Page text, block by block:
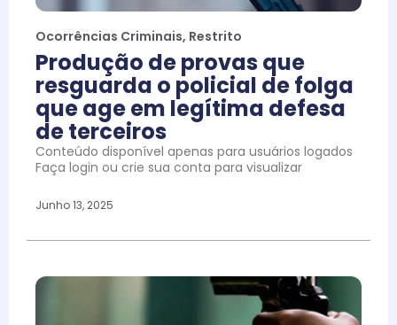
Ocorrências Criminais, Restrito
Produção de provas que
resguarda o policial de folga
que age em legítima defesa
de terceiros
Conteúdo disponível apenas para usuários logados
Faça login ou crie sua conta para visualizar
Junho 13, 2025